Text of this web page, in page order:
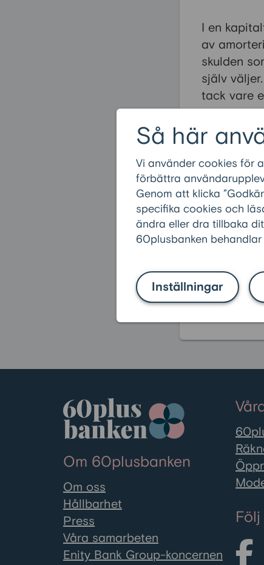
Så här
Vi använder cookies för
förbättra
Genom att klicka
specifika cookies och
ändra eller dra tillbaka
60plusbanken
Inställningar
I en
av
skulden
själv
tack vare
Vilka
Hur skiljer
Hur
Vad kan
Om 60plusbanken
Om oss
Hållbarhet
Press
Våra samarbeten
Enity Bank Group-koncernen